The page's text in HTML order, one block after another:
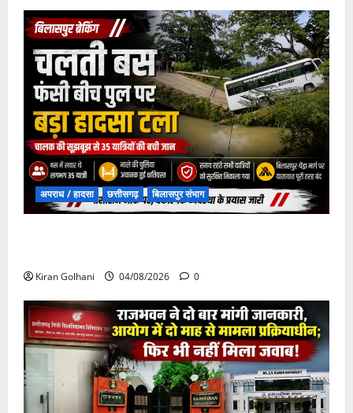
अपराध / हादसा छत्तीसगढ़ बिलासपुर संभाग
Kiran Golhani 04/08/2026 0